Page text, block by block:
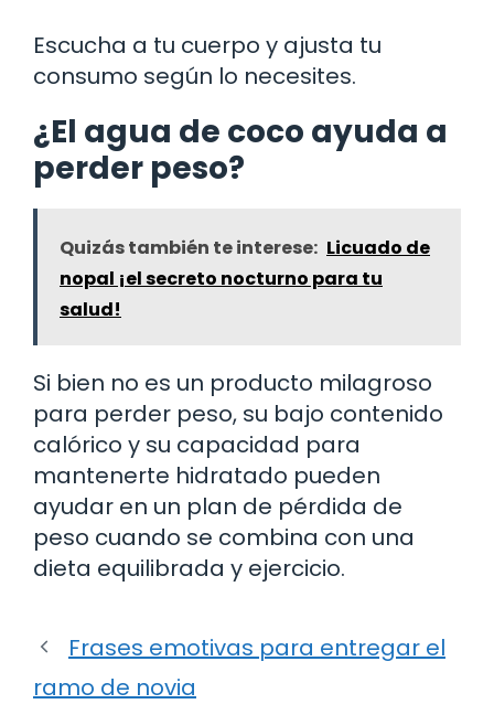
Escucha a tu cuerpo y ajusta tu
consumo según lo necesites.
¿El agua de coco ayuda a
perder peso?
Quizás también te interese: Licuado de
nopal ¡el secreto nocturno para tu
salud!
Si bien no es un producto milagroso
para perder peso, su bajo contenido
calórico y su capacidad para
mantenerte hidratado pueden
ayudar en un plan de pérdida de
peso cuando se combina con una
dieta equilibrada y ejercicio.
Frases emotivas para entregar el
ramo de novia